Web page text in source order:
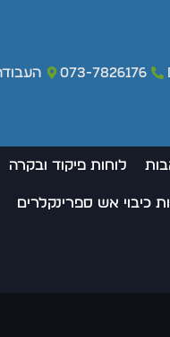
073-7826176 העבודה 8 אור יהודה - מרכז
לוחות פיקוד ובקרה
כיבוי אש ספרינקלרים